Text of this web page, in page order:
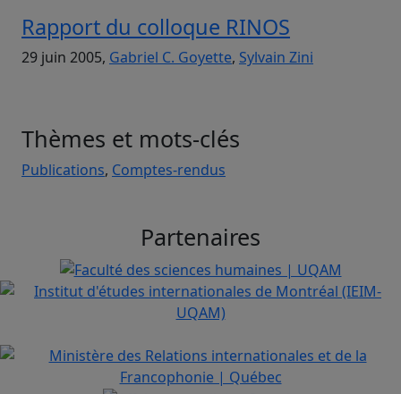
Rapport du colloque RINOS
29 juin 2005, Gabriel C. Goyette, Sylvain Zini
Thèmes et mots-clés
Publications, Comptes-rendus
Partenaires